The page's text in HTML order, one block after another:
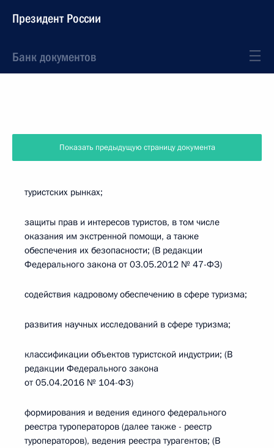
Президент России
Банк документов
Показать предыдущую страницу документа
туристских рынках;
защиты прав и интересов туристов, в том числе
оказания им экстренной помощи, а также
обеспечения их безопасности; (В редакции
Федерального закона от 03.05.2012 № 47-ФЗ)
содействия кадровому обеспечению в сфере туризма;
развития научных исследований в сфере туризма;
классификации объектов туристской индустрии; (В
редакции Федерального закона
от 05.04.2016 № 104-ФЗ)
формирования и ведения единого федерального
реестра туроператоров (далее также - реестр
туроператоров), ведения реестра турагентов; (В